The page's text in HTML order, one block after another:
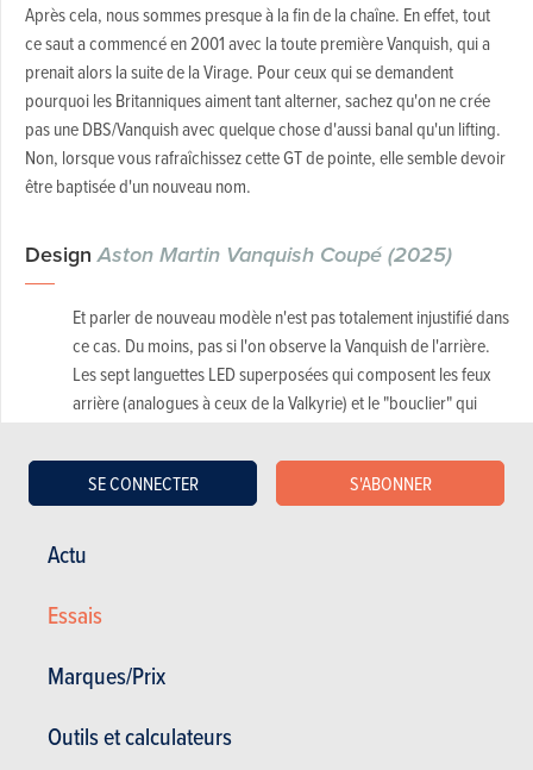
Actu
Essais
Marques/Prix
Outils et calculateurs
SE CONNECTER S'ABONNER
Après cela, nous sommes presque à la fin de la chaîne. En effet, tout
ce saut a commencé en 2001 avec la toute première Vanquish, qui a
prenait alors la suite de la Virage. Pour ceux qui se demandent
pourquoi les Britanniques aiment tant alterner, sachez qu'on ne crée
pas une DBS/Vanquish avec quelque chose d'aussi banal qu'un lifting.
Non, lorsque vous rafraîchissez cette GT de pointe, elle semble devoir
être baptisée d'un nouveau nom.
DesignAston Martin Vanquish Coupé (2025)
Et parler de nouveau modèle n'est pas totalement injustifié dans
ce cas. Du moins, pas si l'on observe la Vanquish de l'arrière.
Les sept languettes LED superposées qui composent les feux
arrière (analogues à ceux de la Valkyrie) et le "bouclier" qui